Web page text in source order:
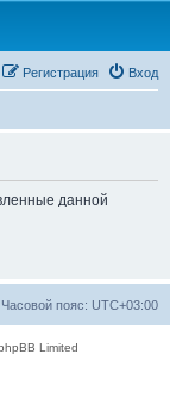
Вход
Регистрация
данной
Часовой пояс: UTC+03:00
Limited